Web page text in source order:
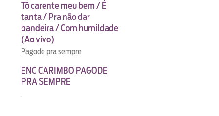
Tô carente meu bem / É
tanta / Pra não dar
bandeira / Com humildade
(Ao vivo)
Pagode pra sempre
ENC CARIMBO PAGODE
PRA SEMPRE
.